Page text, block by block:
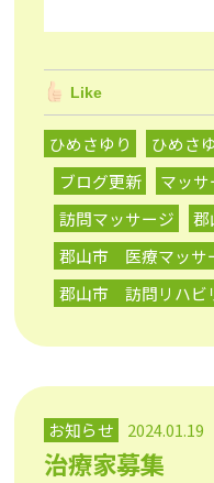
Like
ひめさゆり
ひめさ
ブログ更新
マッサ
訪問マッサージ
郡
郡山市 医療マッサ
郡山市 訪問リハビ
お知らせ 2024.01.19
治療家募集